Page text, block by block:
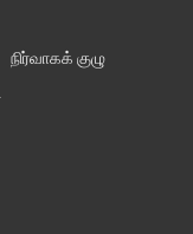
நிர்வாகக் குழு